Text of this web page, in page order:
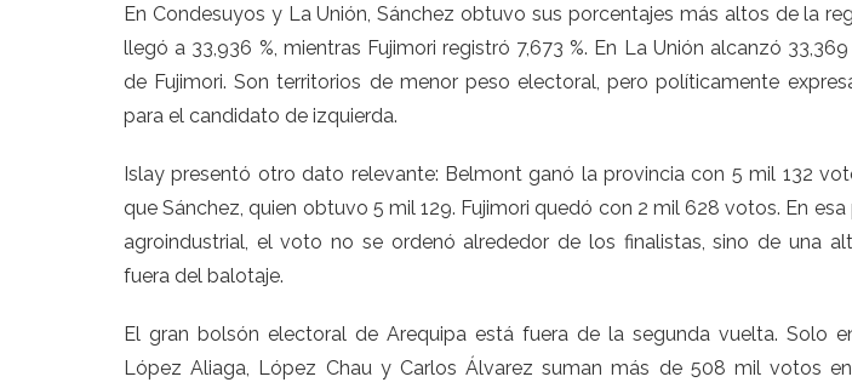
En Condesuyos y La Unión, Sánchez obtuvo sus porcentajes más altos de la
llegó a 33,936 %, mientras Fujimori registró 7,673 %. En La Unión alcanzó
de Fujimori. Son territorios de menor peso electoral, pero políticamente
para el candidato de izquierda.
Islay presentó otro dato relevante: Belmont ganó la provincia con 5 mil 132
que Sánchez, quien obtuvo 5 mil 129. Fujimori quedó con 2 mil 628 votos. En
agroindustrial, el voto no se ordenó alrededor de los finalistas, sino de una
fuera del balotaje.
El gran bolsón electoral de Arequipa está fuera de la segunda vuelta. Solo
López Aliaga, López Chau y Carlos Álvarez suman más de 508 mil votos